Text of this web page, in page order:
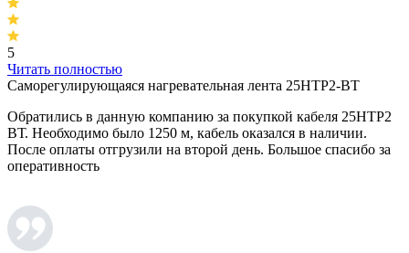
5
Читать полностью
Саморегулирующаяся нагревательная лента 25НТР2-ВТ
Обратились в данную компанию за покупкой кабеля 25НТР2
ВТ. Необходимо было 1250 м, кабель оказался в наличии.
После оплаты отгрузили на второй день. Большое спасибо за
оперативность